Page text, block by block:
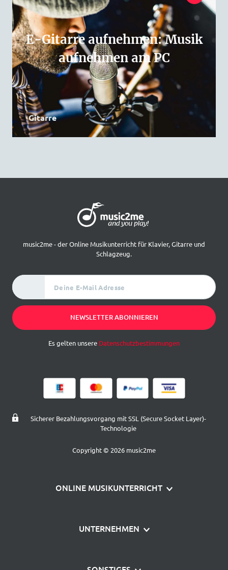
E-Gitarre aufnehmen: Musik
aufnehmen am PC
Gitarre
music2me - der Online Musikunterricht für Klavier, Gitarre und
Schlagzeug.
Deine E-Mail Adresse
NEWSLETTER ABONNIEREN
Es gelten unsere Datenschutzbestimmungen
Sicherer Bezahlungsvorgang mit SSL (Secure Socket Layer)-
Technologie
Copyright © 2026 music2me
ONLINE MUSIKUNTERRICHT
Gitarre lernen
UNTERNEHMEN